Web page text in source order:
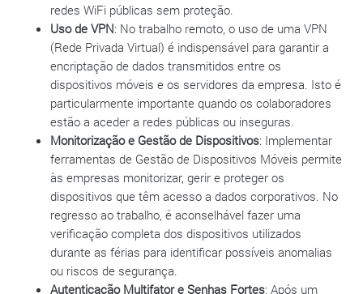
redes WiFi públicas sem proteção.
Uso de VPN: No trabalho remoto, o uso de uma VPN
(Rede Privada Virtual) é indispensável para garantir a
encriptação de dados transmitidos entre os
dispositivos móveis e os servidores da empresa. Isto é
particularmente importante quando os colaboradores
estão a aceder a redes públicas ou inseguras.
Monitorização e Gestão de Dispositivos: Implementar
ferramentas de Gestão de Dispositivos Móveis permite
às empresas monitorizar, gerir e proteger os
dispositivos que têm acesso a dados corporativos. No
regresso ao trabalho, é aconselhável fazer uma
verificação completa dos dispositivos utilizados
durante as férias para identificar possíveis anomalias
ou riscos de segurança.
Autenticação Multifator e Senhas Fortes: Após um